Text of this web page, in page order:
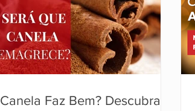
Canela Faz Bem? Descubra